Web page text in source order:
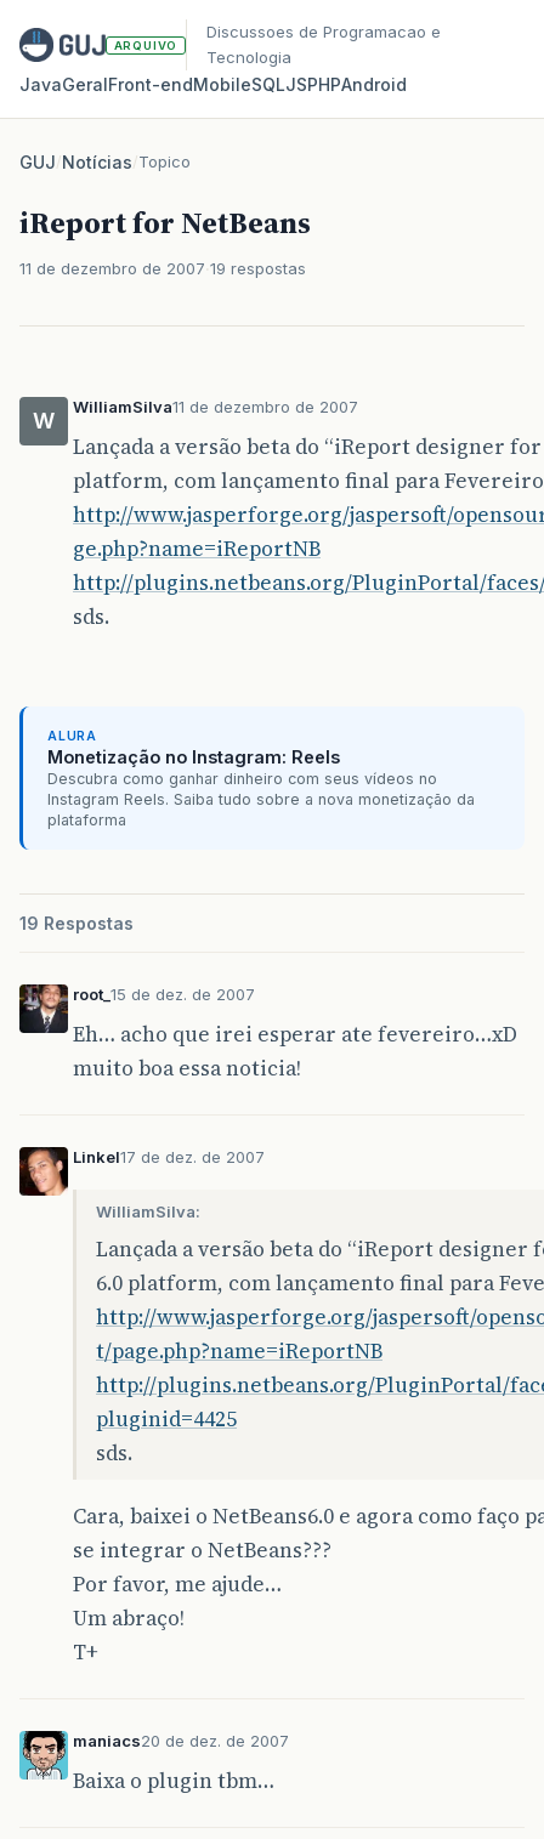
ARQUIVO
Discussoes de Programacao e
Tecnologia
JavaGeralFront‑endMobileSQLJSPHPAndroid
GUJ/Notícias/Topico
iReport for NetBeans
11 de dezembro de 2007 19 respostas
W
WilliamSilva11 de dezembro de 2007
Lançada a versão beta do “iReport designer
platform, com lançamento final para Fevereiro
http://www.jasperforge.org/jaspersoft/
ge.php?name=iReportNB
http://plugins.netbeans.org/PluginPortal/
sds.
ALURA
Monetização no Instagram: Reels
Descubra como ganhar dinheiro com seus vídeos no
Instagram Reels. Saiba tudo sobre a nova monetização da
plataforma
19 Respostas
root_ 15 de dez. de 2007
Eh… acho que irei esperar ate fevereiro…xD
muito boa essa noticia!
Linkel17 de dez. de 2007
WilliamSilva:
Lançada a versão beta do “iReport designer
6.0 platform, com lançamento final para
http://www.jasperforge.org/jaspersoft/
t/page.php?name=iReportNB
http://plugins.netbeans.org/PluginPortal/
pluginid=4425
sds.
Cara, baixei o NetBeans6.0 e agora como faço
se integrar o NetBeans???
Por favor, me ajude…
Um abraço!
T+
maniacs20 de dez. de 2007
Baixa o plugin tbm…